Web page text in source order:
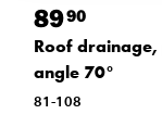
8990
Roof drainage,
angle 70°
81-108